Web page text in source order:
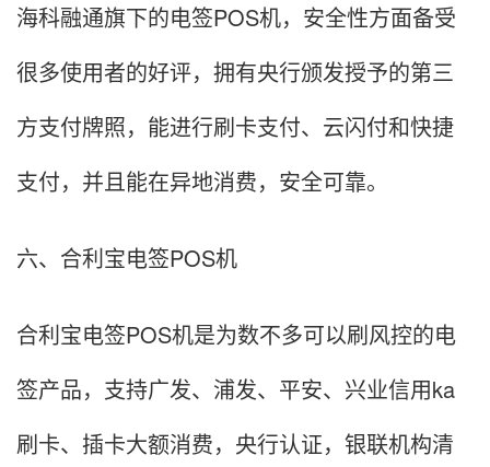
海科融通旗下的电签POS机，安全性方面备受
很多使用者的好评，拥有央行颁发授予的第三
方支付牌照，能进行刷卡支付、云闪付和快捷
支付，并且能在异地消费，安全可靠。
六、合利宝电签POS机
合利宝电签POS机是为数不多可以刷风控的电
签产品，支持广发、浦发、平安、兴业信用ka
刷卡、插卡大额消费，央行认证，银联机构清